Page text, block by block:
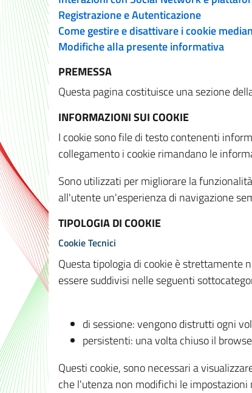
Registrazione e Autenticazione
Come gestire e disattivare i cookie
Modifiche alla presente informativa
PREMESSA
Questa pagina costituisce una sezione
INFORMAZIONI SUI COOKIE
I cookie sono file di testo contenenti
collegamento i cookie rimandano le
Sono utilizzati per migliorare la
all'utente un'esperienza di navigazione
TIPOLOGIA DI COOKIE
Cookie Tecnici
Questa tipologia di cookie è strettamente
essere suddivisi nelle seguenti
di sessione: vengono distrutti ogni
persistenti: una volta chiuso il
Questi cookie, sono necessari a
che l'utenza non modifichi le